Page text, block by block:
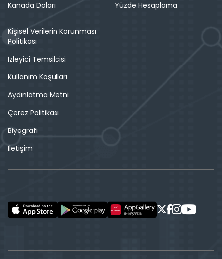
Kanada Doları
Yüzde Hesaplama
Kişisel Verilerin Korunması
Politikası
İzleyici Temsilcisi
Kullanım Koşulları
Aydınlatma Metni
Çerez Politikası
Biyografi
İletişim